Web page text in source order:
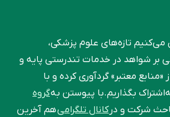
می‌کنیم تازه‌های علوم پزشکی،
بر شواهد در خدمات تندرستی پایه و
معتبر» گردآوری کرده و با
بگذاریم.با پیوستن بهگروه
شرکت و درکانال تلگرامیهم آخرین